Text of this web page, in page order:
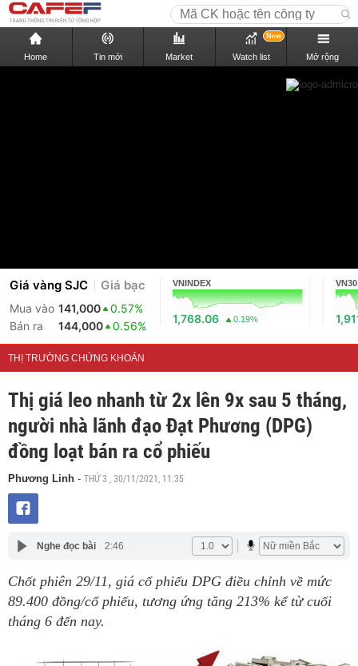
Home Tin mới Market Watch list
New
Mở rộng
Giá vàng SJC Giá bạc
Mua vào 141,000
0.57%
Bán ra
144,000 0.56%
VNINDEX
1,768.06 0.19%
VN30
THỊ TRƯỜNG CHỨNG KHOÁN
Thị giá leo nhanh từ 2x lên 9x sau 5 tháng,
người nhà lãnh đạo Đạt Phương (DPG)
đồng loạt bán ra cổ phiếu
Phương Linh - THỨ 3 , 30/11/2021, 11:35
Nghe đọc bài 2:46
Chốt phiên 29/11, giá cổ phiếu DPG điều chỉnh về mức
89.400 đồng/cổ phiếu, tương ứng tăng 213% kể từ cuối
tháng 6 đến nay.